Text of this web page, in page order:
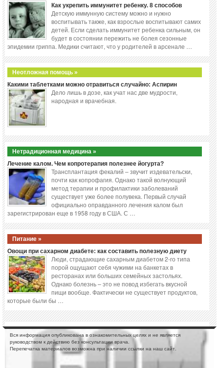
Как укрепить иммунитет ребенку. 8 способов
Детскую иммунную систему можно и нужно
воспитывать также, как взрослые воспитывают самих
детей. Если сделать иммунитет ребенка сильным, он
будет в состоянии пережить не болея сезонные
эпидемии гриппа. Медики считают, что у родителей в арсенале …
Неотложная помощь »
Какими таблетками можно отравиться случайно: Аспирин
Дело лишь в дозе, как учат нас две мудрости,
народная и врачебная.
Нетрадиционная медицина »
Лечение калом. Чем копротерапия полезнее йогурта?
Трансплантация фекалий – звучит издевательски,
почти как копрофагия. Однако такой волнующий
метод терапии и профилактики заболеваний
существует уже более полувека. Первый случай
официально оправданного лечения калом был
зарегистрирован еще в 1958 году в США. С …
Питание »
Овощи при сахарном диабете: как составить полезную диету
Люди, страдающие сахарным диабетом 2-го типа
порой ощущают себя чужими на банкетах в
ресторанах или больших семейных застольях.
Однако болезнь – это не повод избегать вкусной
пищи вообще. Фактически не существует продуктов,
которые были бы …
Вся информация опубликована в ознакомительных целях и не является
руководством к действию без консультации врача.
Перепечатка материалов возможна при наличии ссылки на наш сайт.